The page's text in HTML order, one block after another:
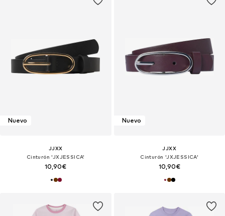
Nuevo
JJXX
Cinturón 'JXJESSICA'
10,90€
Nuevo
JJXX
Cinturón 'JXJESSICA'
10,90€